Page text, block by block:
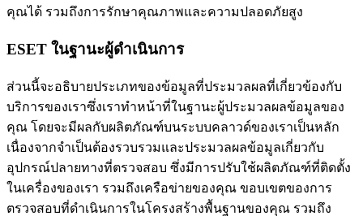
คุณได้ รวมถึงการรักษาคุณภาพและความปลอดภัยสูง
ESET ในฐานะผู้ดําเนินการ
ส่วนนี้จะอธิบายประเภทของข้อมูลที่ประมวลผลที่เกี่ยวข้องกับ
บริการของเราซึ่งเราทําหน้าที่ในฐานะผู้ประมวลผลข้อมูลของ
คุณ โดยจะมีผลกับผลิตภัณฑ์บนระบบคลาวด์ของเราเป็นหลัก
เนื่องจากจำเป็นต้องรวบรวมและประมวลผลข้อมูลเกี่ยวกับ
อุปกรณ์ปลายทางที่ตรวจสอบ ซึ่งมีการปรับใช้ผลิตภัณฑ์ที่ติดตั้ง
ในเครื่องของเรา รวมถึงเครือข่ายของคุณ ขอบเขตของการ
ตรวจสอบที่ดำเนินการในโครงสร้างพื้นฐานของคุณ รวมถึง